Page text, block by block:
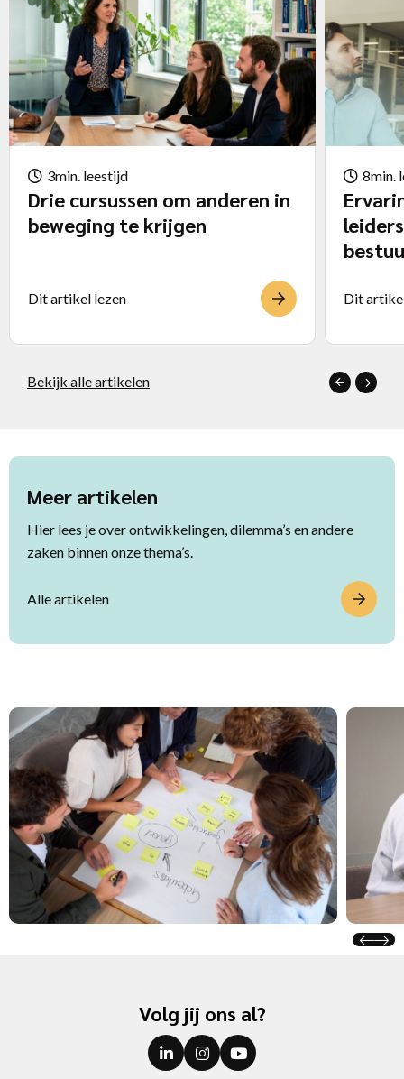
3min. leestijd
Drie cursussen om anderen in
beweging te krijgen
Dit artikel lezen
8min.
Dit
Bekijk alle artikelen
Meer artikelen
Hier lees je over ontwikkelingen, dilemma’s en andere
zaken binnen onze thema’s.
Alle artikelen
Volg jij ons al?